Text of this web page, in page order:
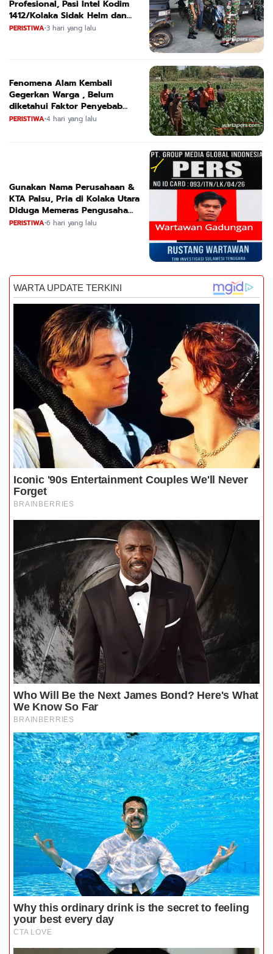
Profesional, Pasi Intel Kodim
1412/Kolaka Sidak Helm dan
Kendaraan
PERISTIWA•3 hari yang lalu
Fenomena Alam Kembali
Gegerkan Warga , Belum
diketahui Faktor Penyebab
Suara
PERISTIWA•4 hari yang lalu
Gunakan Nama Perusahaan &
KTA Palsu, Pria di Kolaka Utara
Diduga Memeras Pengusaha
Tambang dan Minyak
PERISTIWA•6 hari yang lalu